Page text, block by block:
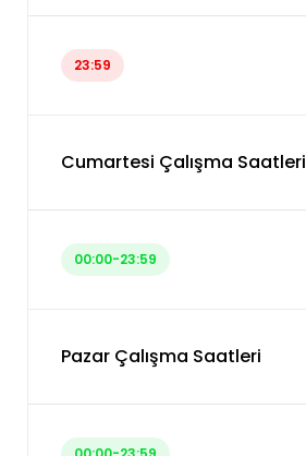
23:59
Cumartesi Çalışma Saatleri
00:00-23:59
Pazar Çalışma Saatleri